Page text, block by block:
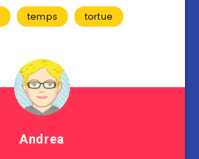
temps tortue
Andrea